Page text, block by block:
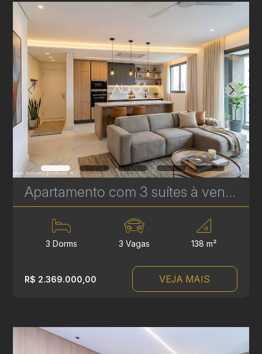
Apartamento com 3 suítes à venda no Vitra Água Verde - 138 m² - 3 Vagas - Alto Padrão | Ref. 1706
3 Dorms 3 Vagas 138 m²
R$ 2.369.000,00 VEJA MAIS